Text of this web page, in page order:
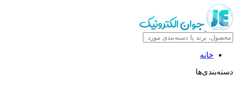
خانه
دسته‌بندی‌ها